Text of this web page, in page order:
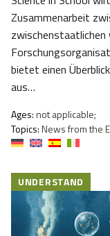
Zusammenarbeit
bietet einen
aus…
Ages:not applicable;
Topics:News from the
UNDERSTAND